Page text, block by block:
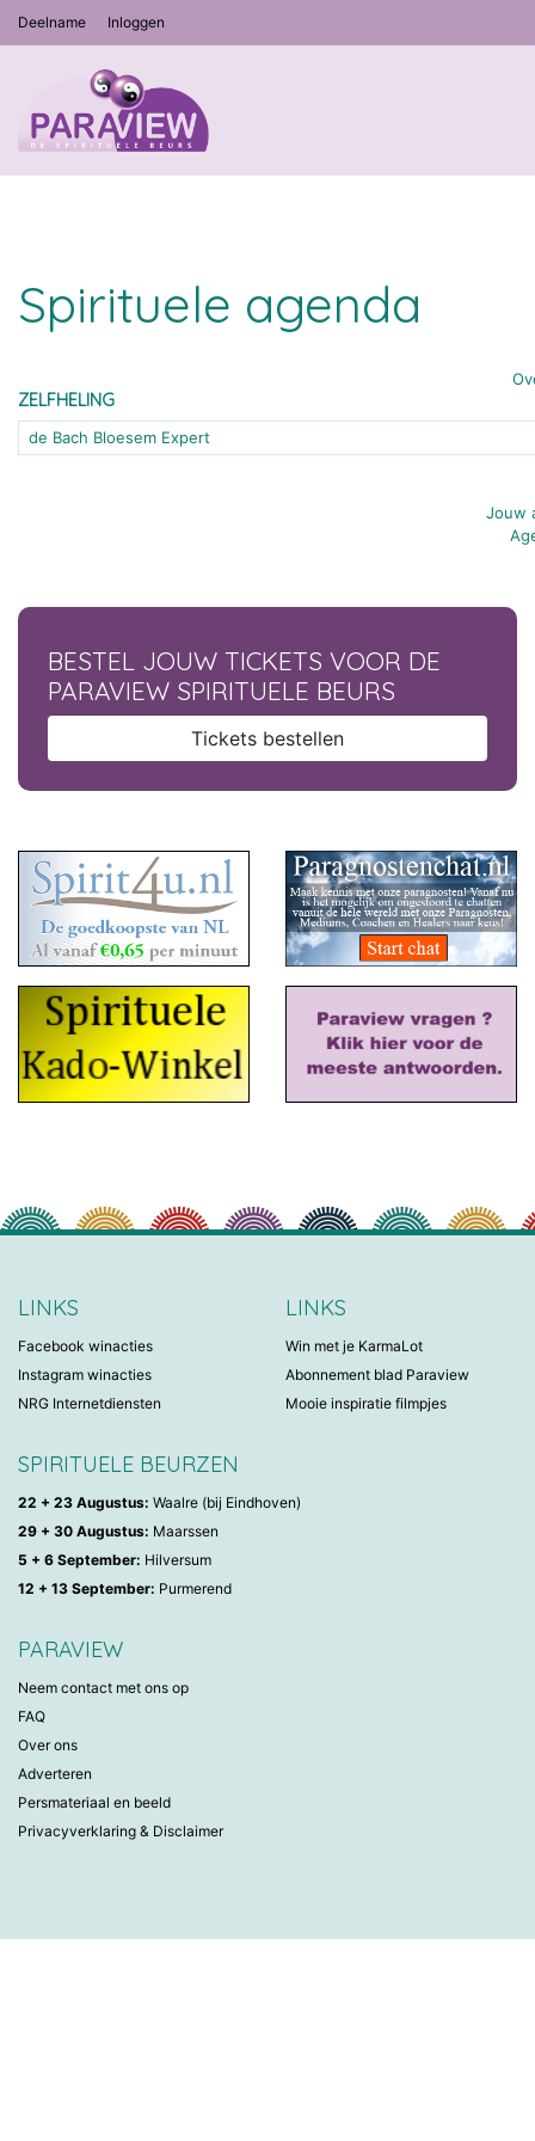
Deelname Inloggen
Spirituele agenda
ZELFHELING
de Bach Bloesem Expert
Jouw
BESTEL JOUW TICKETS VOOR DE
PARAVIEW SPIRITUELE BEURS
Tickets bestellen
LINKS
Facebook winacties
Instagram winacties
NRG Internetdiensten
LINKS
Win met je KarmaLot
Abonnement blad Paraview
Mooie inspiratie filmpjes
SPIRITUELE BEURZEN
22 + 23 Augustus: Waalre (bij Eindhoven)
29 + 30 Augustus: Maarssen
5 + 6 September: Hilversum
12 + 13 September: Purmerend
PARAVIEW
Neem contact met ons op
FAQ
Over ons
Adverteren
Persmateriaal en beeld
Privacyverklaring & Disclaimer